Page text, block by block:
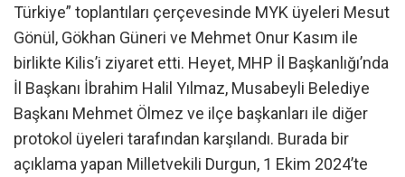
Türkiye” toplantıları çerçevesinde MYK üyeleri Mesut
Gönül, Gökhan Güneri ve Mehmet Onur Kasım ile
birlikte Kilis’i ziyaret etti. Heyet, MHP İl Başkanlığı’nda
İl Başkanı İbrahim Halil Yılmaz, Musabeyli Belediye
Başkanı Mehmet Ölmez ve ilçe başkanları ile diğer
protokol üyeleri tarafından karşılandı. Burada bir
açıklama yapan Milletvekili Durgun, 1 Ekim 2024’te